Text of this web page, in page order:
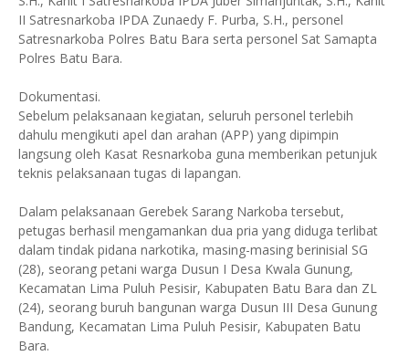
II Satresnarkoba IPDA Zunaedy F. Purba, S.H., personel
Satresnarkoba Polres Batu Bara serta personel Sat Samapta
Polres Batu Bara.
Dokumentasi.
Sebelum pelaksanaan kegiatan, seluruh personel terlebih
dahulu mengikuti apel dan arahan (APP) yang dipimpin
langsung oleh Kasat Resnarkoba guna memberikan petunjuk
teknis pelaksanaan tugas di lapangan.
Dalam pelaksanaan Gerebek Sarang Narkoba tersebut,
petugas berhasil mengamankan dua pria yang diduga terlibat
dalam tindak pidana narkotika, masing-masing berinisial SG
(28), seorang petani warga Dusun I Desa Kwala Gunung,
Kecamatan Lima Puluh Pesisir, Kabupaten Batu Bara dan ZL
(24), seorang buruh bangunan warga Dusun III Desa Gunung
Bandung, Kecamatan Lima Puluh Pesisir, Kabupaten Batu
Bara.